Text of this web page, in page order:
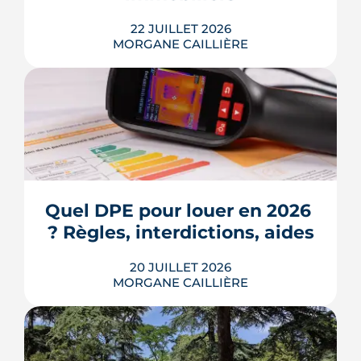
22 JUILLET 2026
MORGANE CAILLIÈRE
Écoles, base de loisirs, transports,
projets urbains et prix au m2 : le guide
3e ville de Haute-Garonne.
LIRE L'ARTICLE
Quel DPE pour louer en 2026
? Règles, interdictions, aides
20 JUILLET 2026
MORGANE CAILLIÈRE
En 2026, un logement doit être classé